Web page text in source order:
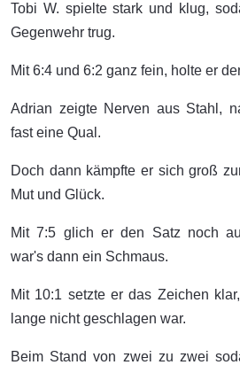
Tobi W. spielte stark und klug,
Gegenwehr trug.
Mit 6:4 und 6:2 ganz fein, holte er
Adrian zeigte Nerven aus Stahl,
fast eine Qual.
Doch dann kämpfte er sich groß
Mut und Glück.
Mit 7:5 glich er den Satz noch
war's dann ein Schmaus.
Mit 10:1 setzte er das Zeichen
lange nicht geschlagen war.
Beim Stand von zwei zu zwei